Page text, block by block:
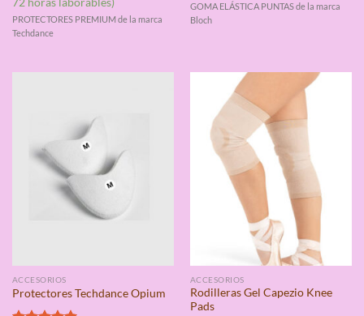
PROTECTORES PREMIUM de la marca
Techdance
GOMA ELÁSTICA PUNTAS de la marca
Bloch
ACCESORIOS
Protectores Techdance Opium
ACCESORIOS
Rodilleras Gel Capezio Knee
Pads